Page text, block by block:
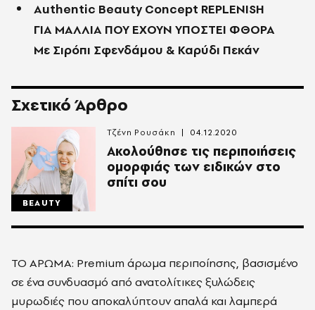
Authentic Beauty Concept REPLENISH
ΓΙΑ ΜΑΛΛΙΑ ΠΟΥ ΕΧΟΥΝ ΥΠΟΣΤΕΙ ΦΘΟΡΑ
Με Σιρόπι Σφενδάμου & Καρύδι Πεκάν
Σχετικό Άρθρο
BEAUTY
Ακολούθησε τις περιποιήσεις
ομορφιάς των ειδικών στο
σπίτι σου
Τζένη Ρουσάκη 04.12.2020
ΤΟ ΑΡΩΜΑ: Premium άρωμα περιποίησης, βασισμένο
σε ένα συνδυασμό από ανατολίτικες ξυλώδεις
μυρωδιές που αποκαλύπτουν απαλά και λαμπερά